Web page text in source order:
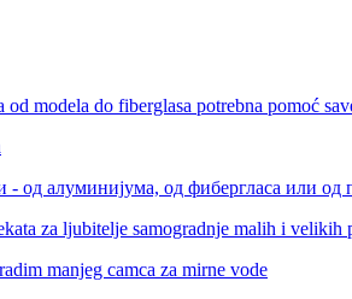
od modela do fiberglasa potrebna pomoć
- од алуминијума, од фибергласа или од
za ljubitelje samogradnje malih i velikih
manjeg camca za mirne vode